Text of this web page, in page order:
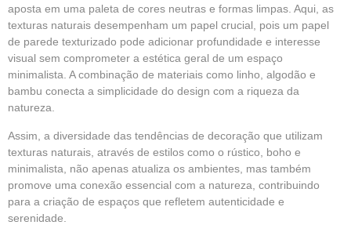
aposta em uma paleta de cores neutras e formas limpas. Aqui, as
texturas naturais desempenham um papel crucial, pois um papel
de parede texturizado pode adicionar profundidade e interesse
visual sem comprometer a estética geral de um espaço
minimalista. A combinação de materiais como linho, algodão e
bambu conecta a simplicidade do design com a riqueza da
natureza.
Assim, a diversidade das tendências de decoração que utilizam
texturas naturais, através de estilos como o rústico, boho e
minimalista, não apenas atualiza os ambientes, mas também
promove uma conexão essencial com a natureza, contribuindo
para a criação de espaços que refletem autenticidade e
serenidade.